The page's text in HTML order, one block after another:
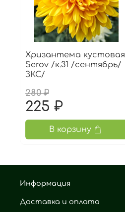
Хризантема кустовая
Serov /к.31 /сентябрь/
ЗКС/
280 ₽
225 ₽
В корзину
Информация
Доставка и оплата